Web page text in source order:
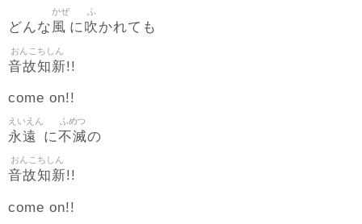
どんな風
かぜ
に 吹
ふ
かれても
音故知新
おんこちしん
!!
come on!!
永遠
えいえん
に不滅
ふめつ
の
音故知新
おんこちしん
!!
come on!!